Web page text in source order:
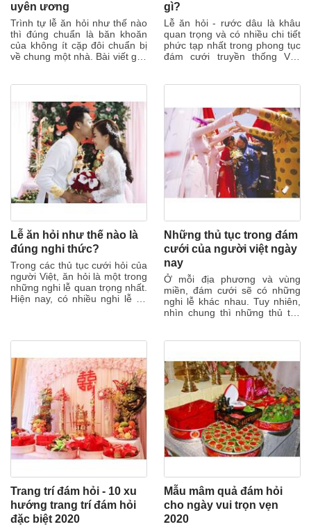
uyên ương
Trình tự lễ ăn hỏi như thế nào
thì đúng chuẩn là băn khoăn
của không ít cặp đôi chuẩn bị
về chung một nhà. Bài viết giới
gì?
Lễ ăn hỏi - rước dâu là khâu
quan trọng và có nhiều chi tiết
phức tạp nhất trong phong tục
đám cưới truyền thống Việt
Lễ ăn hỏi như thế nào là
đúng nghi thức?
Trong các thủ tục cưới hỏi của
người Việt, ăn hỏi là một trong
những nghi lễ quan trọng nhất.
Hiện nay, có nhiều nghi lễ đã
Những thủ tục trong đám
cưới của người việt ngày
nay
Ở mỗi địa phương và vùng
miền, đám cưới sẽ có những
nghi lễ khác nhau. Tuy nhiên,
nhìn chung thì những thủ tục
Trang trí đám hỏi - 10 xu
hướng trang trí đám hỏi
đặc biệt 2020
Mẫu mâm quả đám hỏi
cho ngày vui trọn vẹn
2020